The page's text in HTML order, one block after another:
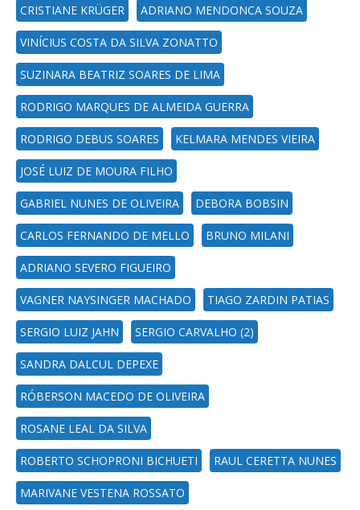
CRISTIANE KRÜGER ADRIANO MENDONCA SOUZA
VINÍCIUS COSTA DA SILVA ZONATTO
SUZINARA BEATRIZ SOARES DE LIMA
RODRIGO MARQUES DE ALMEIDA GUERRA
RODRIGO DEBUS SOARES KELMARA MENDES VIEIRA
JOSÉ LUIZ DE MOURA FILHO
GABRIEL NUNES DE OLIVEIRA DEBORA BOBSIN
CARLOS FERNANDO DE MELLO BRUNO MILANI
ADRIANO SEVERO FIGUEIRO
VAGNER NAYSINGER MACHADO TIAGO ZARDIN PATIAS
SERGIO LUIZ JAHN SERGIO CARVALHO (2)
SANDRA DALCUL DEPEXE
RÓBERSON MACEDO DE OLIVEIRA
ROSANE LEAL DA SILVA
ROBERTO SCHOPRONI BICHUETI RAUL CERETTA NUNES
MARIVANE VESTENA ROSSATO